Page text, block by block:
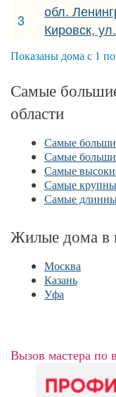
3
обл.
Кировск,
Показаны дома с 1
Самые
области
Самые
Самые
Самые
Самые
Самые
Жилые дома в
Москва
Казань
Уфа
Вызов мастера по